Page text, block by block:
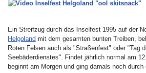
Ein Streifzug durch das Inselfest 1995 auf der
Helgoland mit dem gesamten bunten Treiben,
Roten Felsen auch als "Straßenfest" oder "Tag
Seebäderdienstes". Findet jährlich normal am
beginnt am Morgen und ging damals noch durch